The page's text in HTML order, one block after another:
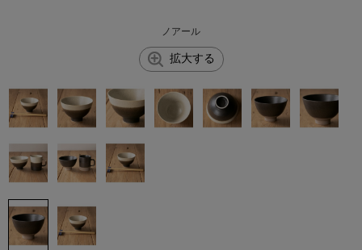
ノアール
拡大する